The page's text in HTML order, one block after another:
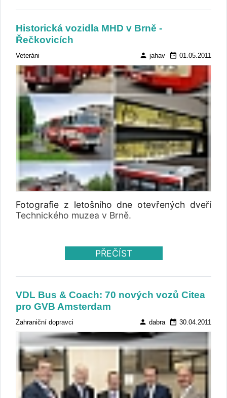
Historická vozidla MHD v Brně -
Řečkovicích
Veteráni person jahav date_range 01.05.2011
Fotografie z letošního dne otevřených dveří
Technického muzea v Brně.
PŘEČÍST
VDL Bus & Coach: 70 nových vozů Citea
pro GVB Amsterdam
Zahraniční dopravci person dabra date_range 30.04.2011